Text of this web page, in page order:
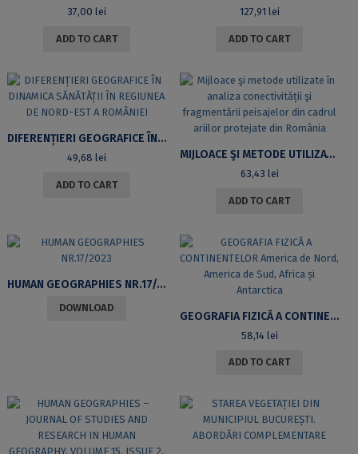
37,00 lei
ADD TO CART
127,91 lei
ADD TO CART
DIFERENȚIERI GEOGRAFICE ÎN DINAMICA SĂNĂTĂȚII ÎN REGIUNEA DE NORD-EST A ROMÂNIEI
49,68 lei
ADD TO CART
MIJLOACE ŞI METODE UTILIZATE ÎN ANALIZA CONECTIVITĂȚII ŞI FRAGMENTĂRII PEISAJELOR DIN CADRUL ARIILOR PROTEJATE DIN ROMÂNIA
63,43 lei
ADD TO CART
HUMAN GEOGRAPHIES NR.17/2023
DOWNLOAD
GEOGRAFIA FIZICĂ A CONTINENTELOR AMERICA DE NORD, AMERICA DE SUD, AFRICA ȘI ANTARCTICA
58,14 lei
ADD TO CART